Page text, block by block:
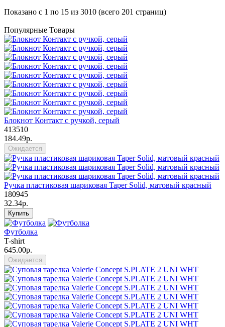
Показано с 1 по 15 из 3010 (всего 201 страниц)
Популярные Товары
Блокнот Контакт с ручкой, серый
413510
184.49р.
Ожидается
Ручка пластиковая шариковая Taper Solid, матовый красный
180945
32.34р.
Купить
Футболка
T-shirt
645.00р.
Ожидается